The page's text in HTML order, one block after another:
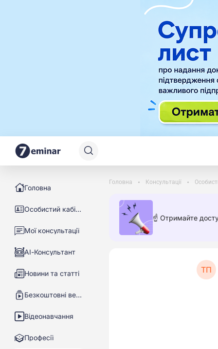
Головна
Особистий кабінет
Мої консультації
АІ-Консультант
Новини та статті
Безкоштовні вебінари
Відеонавчання
Професії
Головна Консультації
☝️ Отримайте
ТП